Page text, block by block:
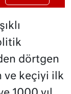
dörtgen
ve keçiyi ilk